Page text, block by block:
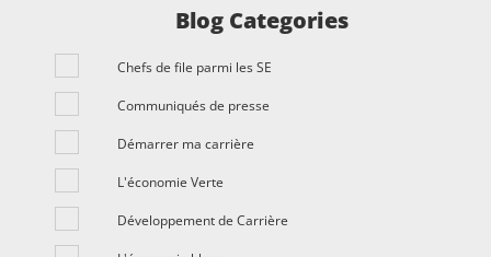
Blog Categories
Chefs de file parmi les SE
Communiqués de presse
Démarrer ma carrière
L'économie Verte
Développement de Carrière